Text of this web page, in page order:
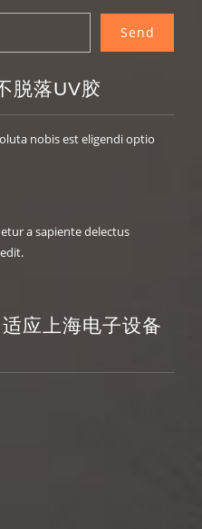
脱落UV胶
nobis est eligendi optio
a sapiente delectus
应上海电子设备